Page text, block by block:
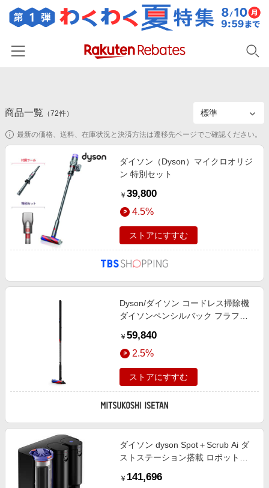
カテゴリー一覧
百貨店・総合ECモール
ファッション・インナー・小物
食品・スイーツ・お酒
日用品・キッチン用品
コスメ・健康・医薬品
キッズ・ベビー用品
金融・マネー・保険
ビジネス・その他サービス
イベント一覧
リーベイツ注目ストア
初回購入者限定特典
対象ストア新規限定特典
新着ストアのご紹介
電子書籍特集
楽天サービス特集
お中元特集2026
わくわく夏特集
とことん買い物チャレンジ
Apple公式サイト×楽天カード分割払い
ヘルプ
楽天IDでログイン/会員登録
商品一覧 （72件）
最新の価格、送料、在庫状況と決済方法は遷移先ページでご確認ください。
ダイソン（Dyson）マイクロオリジ
ン 特別セット
￥ 39,800
4.5%
ストアにすすむ
Dyson/ダイソン コードレス掃除機
ダイソンペンシルバック フラフィ
リーナー【三越伊勢丹/公式】
￥ 59,840
2.5%
ストアにすすむ
ダイソン dyson Spot＋Scrub Ai ダ
ストステーション搭載 ロボット掃
乾拭き)］ マットブラック/ブルー
￥ 141,696